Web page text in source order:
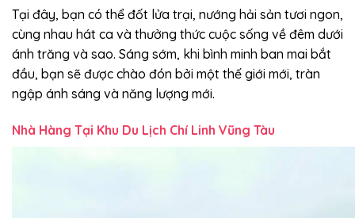
Tại đây, bạn có thể đốt lửa trại, nướng hải sản tươi ngon,
cùng nhau hát ca và thưởng thức cuộc sống về đêm dưới
ánh trăng và sao. Sáng sớm, khi bình minh ban mai bắt
đầu, bạn sẽ được chào đón bởi một thế giới mới, tràn
ngập ánh sáng và năng lượng mới.
Nhà Hàng Tại Khu Du Lịch Chí Linh Vũng Tàu